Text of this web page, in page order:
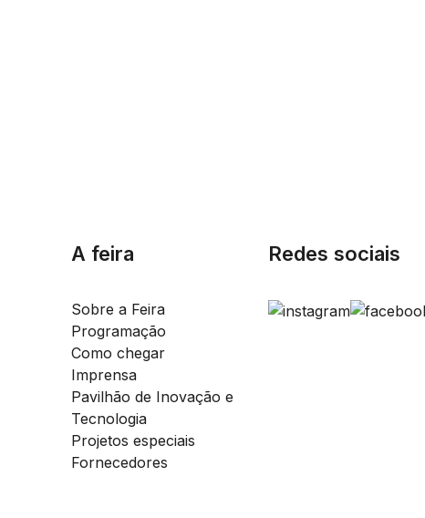
A feira
Sobre a Feira
Programação
Como chegar
Imprensa
Pavilhão de Inovação e
Tecnologia
Projetos especiais
Fornecedores
Redes sociais